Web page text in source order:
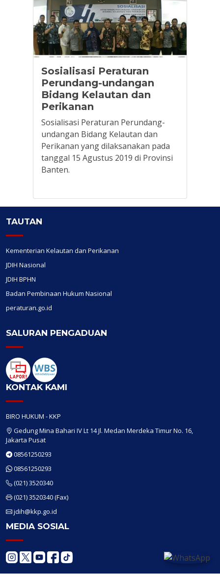
Sosialisasi Peraturan
Perundang-undangan
Bidang Kelautan dan
Perikanan
Sosialisasi Peraturan Perundang-
undangan Bidang Kelautan dan
Perikanan yang dilaksanakan pada
tanggal 15 Agustus 2019 di Provinsi
Banten.
TAUTAN
Kementerian Kelautan dan Perikanan
JDIH Nasional
JDIH BPHN
Badan Pembinaan Hukum Nasional
peraturan.go.id
SALURAN PENGADUAN
KONTAK KAMI
BIRO HUKUM - KKP
Gedung Mina Bahari IV Lt 14 Jl. Medan Merdeka Timur No. 16,
Jakarta Pusat
08561250293
08561250293
(021) 3520340
(021) 3520340(Fax)
jdih@kkp.go.id
MEDIA SOSIAL